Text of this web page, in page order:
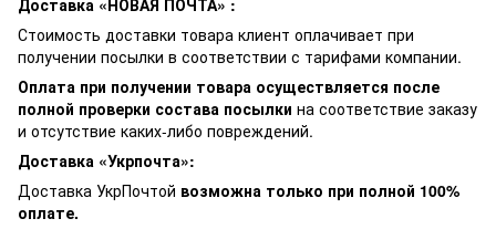
Стоимость доставки товара клиент оплачивает при
получении посылки в соответствии с тарифами компании.
Оплата при получении товара осуществляется после
полной проверки состава посылки на соответствие заказу
и отсутствие каких-либо повреждений.
Доставка «Укрпочта»:
Доставка УкрПочтой возможна только при полной 100%
оплате.